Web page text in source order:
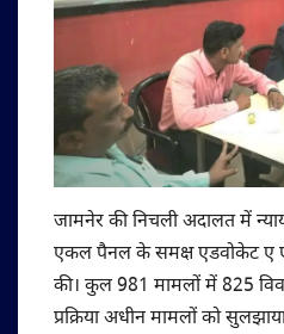
जामनेर की निचली अदालत में
एकल पैनल के समक्ष एडवोकेट ए
की। कुल 981 मामलों में 825
प्रक्रिया अधीन मामलों को